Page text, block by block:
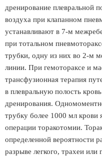
дренирование плевральной
воздуха при клапанном
устанавливают в 7-м
при тотальном
трубки, одну из них во 2-м
линии. При гемотораксе и
трансфузионная терапия
в плевральную полость
дренирования.
трубку более 1000 мл крови
операции торакотомии.
определенной вероятности
разрыве легкого, трахеи или